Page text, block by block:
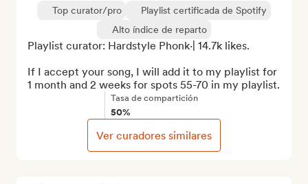
Top curator/pro
Playlist certificada de Spotify
Alto índice de reparto
Playlist curator: Hardstyle Phonk·| 14.7k likes.
If I accept your song, I will add it to my playlist for
1 month and 2 weeks for spots 55-70 in my playlist.
Tasa de compartición
50%
Ver curadores similares